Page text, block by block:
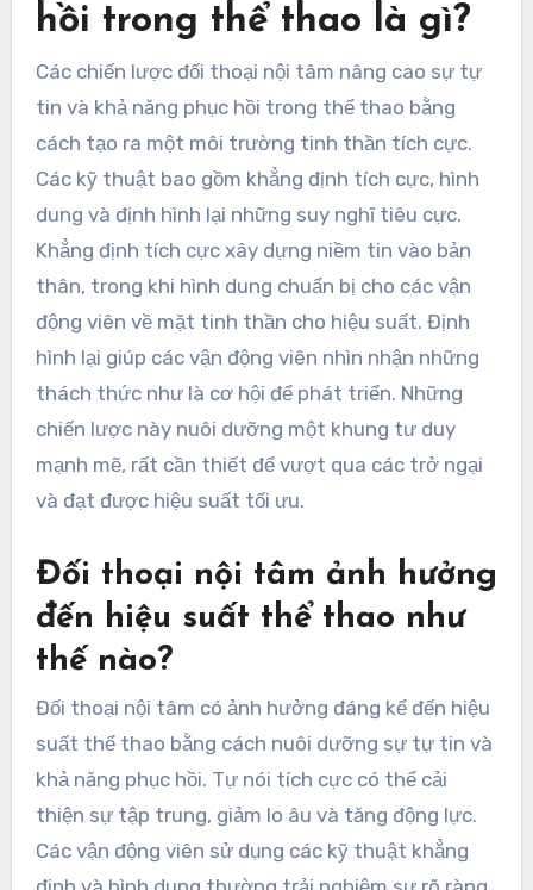
hồi trong thể thao là gì?
Các chiến lược đối thoại nội tâm nâng cao sự tự
tin và khả năng phục hồi trong thể thao bằng
cách tạo ra một môi trường tinh thần tích cực.
Các kỹ thuật bao gồm khẳng định tích cực, hình
dung và định hình lại những suy nghĩ tiêu cực.
Khẳng định tích cực xây dựng niềm tin vào bản
thân, trong khi hình dung chuẩn bị cho các vận
động viên về mặt tinh thần cho hiệu suất. Định
hình lại giúp các vận động viên nhìn nhận những
thách thức như là cơ hội để phát triển. Những
chiến lược này nuôi dưỡng một khung tư duy
mạnh mẽ, rất cần thiết để vượt qua các trở ngại
và đạt được hiệu suất tối ưu.
Đối thoại nội tâm ảnh hưởng
đến hiệu suất thể thao như
thế nào?
Đối thoại nội tâm có ảnh hưởng đáng kể đến hiệu
suất thể thao bằng cách nuôi dưỡng sự tự tin và
khả năng phục hồi. Tự nói tích cực có thể cải
thiện sự tập trung, giảm lo âu và tăng động lực.
Các vận động viên sử dụng các kỹ thuật khẳng